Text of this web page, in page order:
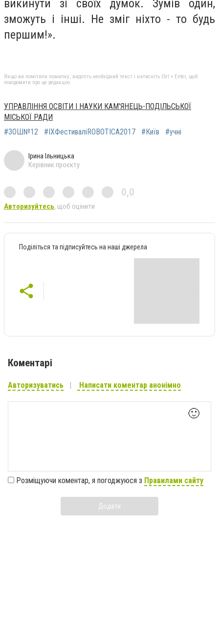
викинути зі своїх думок. Зумів один,
зможуть і інші. Не зміг ніхто - то будь
першим!».
Якщо ви помітили помилку, виділіть необхідний текст і натисніть Ctrl + Enter, щоб
повідомити про це редакцію
УПРАВЛІННЯ ОСВІТИ І НАУКИ КАМ'ЯНЕЦЬ-ПОДІЛЬСЬКОЇ
МІСЬКОЇ РАДИ
#ЗОШ№12
#ІХФестиваліROBOTICA2017 #Київ #учні
Ірина Ільницька
Керівник проєкту
0,0
Авторизуйтесь, щоб оцінити
Поділіться та підписуйтесь на наші джерела
Коментарі
Авторизуватись Написати коментар анонімно
🙂
Розміщуючи коментар, я погоджуюся з Правилами сайту
Додати